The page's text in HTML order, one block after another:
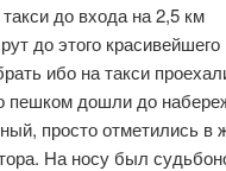
до входа на 2,5 км
до этого красивейшего
ибо на такси
пешком дошли до
просто отметились в
На носу был